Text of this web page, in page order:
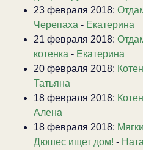
23 февраля 2018:
Черепаха - Екатерина
21 февраля 2018:
котенка - Екатерина
20 февраля 2018:
Татьяна
18 февраля 2018:
Алена
18 февраля 2018:
Дюшес ищет дом! -